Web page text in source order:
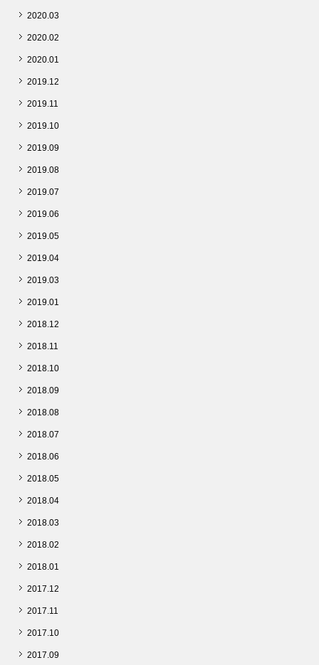
2020.03
2020.02
2020.01
2019.12
2019.11
2019.10
2019.09
2019.08
2019.07
2019.06
2019.05
2019.04
2019.03
2019.01
2018.12
2018.11
2018.10
2018.09
2018.08
2018.07
2018.06
2018.05
2018.04
2018.03
2018.02
2018.01
2017.12
2017.11
2017.10
2017.09